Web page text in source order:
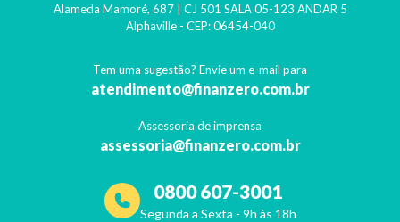
Alameda Mamoré, 687 | CJ 501 SALA 05-123 ANDAR 5
Alphaville- CEP: 06454-040
Tem uma sugestão? Envie um e-mail para
atendimento@finanzero.com.br
Assessoria de imprensa
assessoria@finanzero.com.br
0800 607-3001
Segunda a Sexta - 9h às 18h